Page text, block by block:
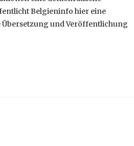
Belgieninfo hier eine
Übersetzung und Veröffentlichung